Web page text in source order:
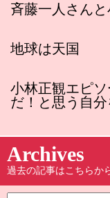
斉藤一人さん
地球は天国
小林正観エピ
だ！と思う自分
Archives
過去の記事はこちらか